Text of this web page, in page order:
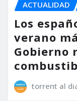
ACTUALIDAD
Los
verano
Gobierno
torrent al